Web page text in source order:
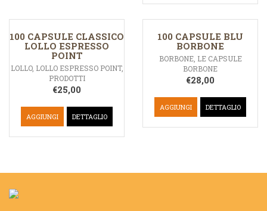
100 CAPSULE CLASSICO
LOLLO ESPRESSO
POINT
LOLLO, LOLLO ESPRESSO POINT,
PRODOTTI
€25,00
AGGIUNGI DETTAGLIO
100 CAPSULE BLU
BORBONE
BORBONE, LE CAPSULE
BORBONE
€28,00
AGGIUNGI DETTAGLIO